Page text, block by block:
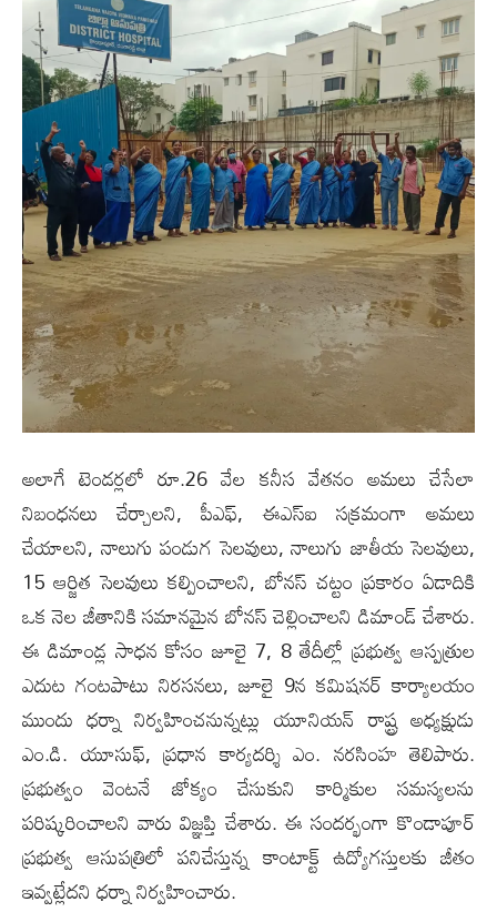
అలాగే టెండర్లలో రూ.26 వేల కనీస వేతనం అమలు చేసేలా
నిబంధనలు చేర్చాలని, పీఎఫ్‌, ఈఎస్ఐ సక్రమంగా అమలు
చేయాలని, నాలుగు పండుగ సెలవులు, నాలుగు జాతీయ సెలవులు,
15 ఆర్జిత సెలవులు కల్పించాలని, బోనస్ చట్టం ప్రకారం ఏడాదికి
ఒక నెల జీతానికి సమానమైన బోనస్ చెల్లించాలని డిమాండ్ చేశారు.
ఈ డిమాండ్ల సాధన కోసం జూలై 7, 8 తేదీల్లో ప్రభుత్వ ఆస్పత్రుల
ఎదుట గంటపాటు నిరసనలు, జూలై 9న కమిషనర్ కార్యాలయం
ముందు ధర్నా నిర్వహించనున్నట్లు యూనియన్ రాష్ట్ర అధ్యక్షుడు
ఎం.డి. యూసుఫ్‌, ప్రధాన కార్యదర్శి ఎం. నరసింహ తెలిపారు.
ప్రభుత్వం వెంటనే జోక్యం చేసుకుని కార్మికుల సమస్యలను
పరిష్కరించాలని వారు విజ్ఞప్తి చేశారు. ఈ సంద‌ర్భంగా కొండాపూర్
ప్రభుత్వ ఆసుపత్రిలో పనిచేస్తున్న‌ కాంటాక్ట్ ఉద్యోగస్తులకు జీతం
ఇవ్వట్లేదని ధర్నా నిర్వ‌హించారు.